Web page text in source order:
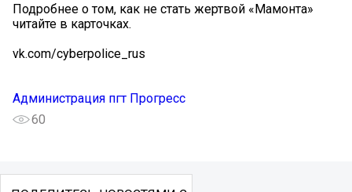
Подробнее о том, как не стать жертвой «Мамонта»
читайте в карточках.
vk.com/cyberpolice_rus
Администрация пгт Прогресс
60